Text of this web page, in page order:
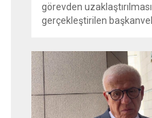
görevden
gerçekleştirilen
oylamada usul ve
ortaya atıldı; bazı oyların
sayılması ve meclis
kamuoyunda tepkilere yol